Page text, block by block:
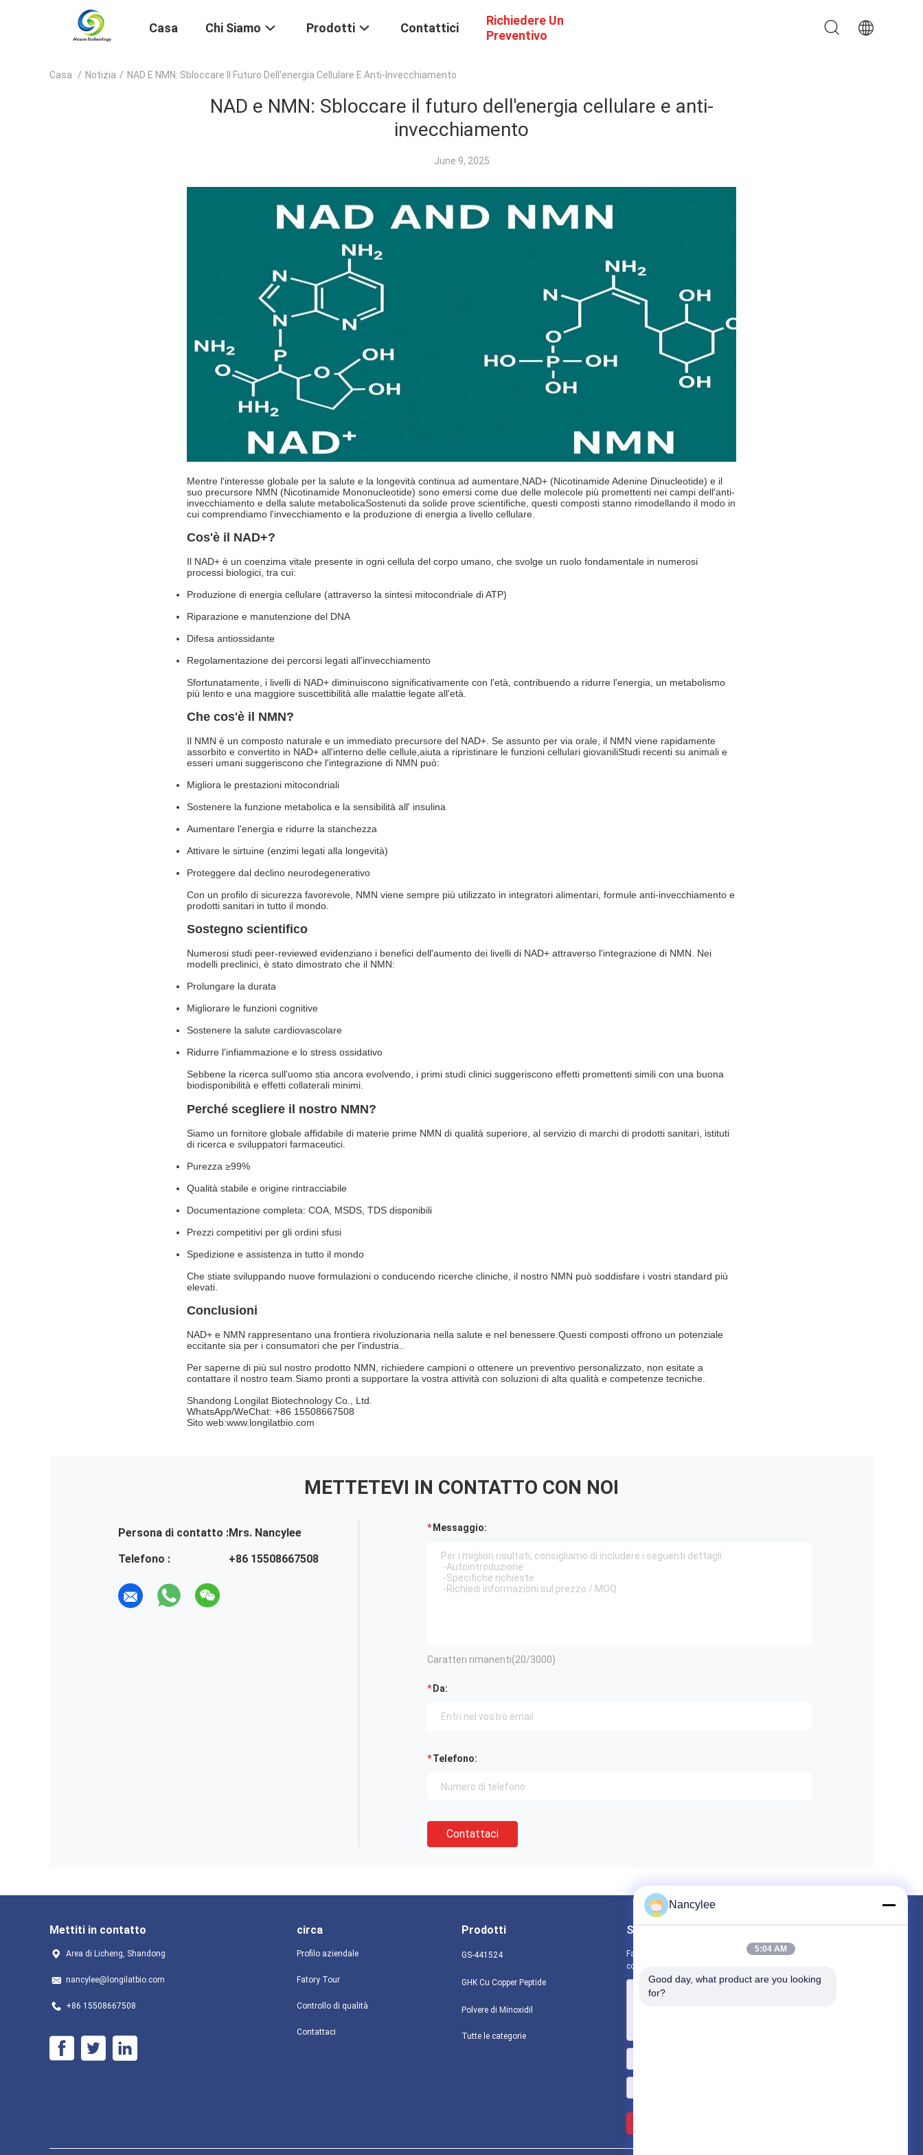
Casa Chi Siamo Prodotti Contattici
Richiedere Un
Preventivo
Casa / Notizia / NAD E NMN: Sbloccare Il Futuro Dell'energia Cellulare E Anti-Invecchiamento
NAD e NMN: Sbloccare il futuro dell'energia cellulare e anti-
invecchiamento
June 9, 2025
Mentre l'interesse globale per la salute e la longevità continua ad aumentare,NAD+ (Nicotinamide Adenine Dinucleotide) e il
suo precursore NMN (Nicotinamide Mononucleotide) sono emersi come due delle molecole più promettenti nei campi dell'anti-
invecchiamento e della salute metabolicaSostenuti da solide prove scientifiche, questi composti stanno rimodellando il modo in
cui comprendiamo l'invecchiamento e la produzione di energia a livello cellulare.
Cos'è il NAD+?
Il NAD+ è un coenzima vitale presente in ogni cellula del corpo umano, che svolge un ruolo fondamentale in numerosi
processi biologici, tra cui:
Produzione di energia cellulare (attraverso la sintesi mitocondriale di ATP)
Riparazione e manutenzione del DNA
Difesa antiossidante
Regolamentazione dei percorsi legati all'invecchiamento
Sfortunatamente, i livelli di NAD+ diminuiscono significativamente con l'età, contribuendo a ridurre l'energia, un metabolismo
più lento e una maggiore suscettibilità alle malattie legate all'età.
Che cos'è il NMN?
Il NMN è un composto naturale e un immediato precursore del NAD+. Se assunto per via orale, il NMN viene rapidamente
assorbito e convertito in NAD+ all'interno delle cellule,aiuta a ripristinare le funzioni cellulari giovaniliStudi recenti su animali e
esseri umani suggeriscono che l'integrazione di NMN può:
Migliora le prestazioni mitocondriali
Sostenere la funzione metabolica e la sensibilità all' insulina
Aumentare l'energia e ridurre la stanchezza
Attivare le sirtuine (enzimi legati alla longevità)
Proteggere dal declino neurodegenerativo
Con un profilo di sicurezza favorevole, NMN viene sempre più utilizzato in integratori alimentari, formule anti-invecchiamento e
prodotti sanitari in tutto il mondo.
Sostegno scientifico
Numerosi studi peer-reviewed evidenziano i benefici dell'aumento dei livelli di NAD+ attraverso l'integrazione di NMN. Nei
modelli preclinici, è stato dimostrato che il NMN:
Prolungare la durata
Migliorare le funzioni cognitive
Sostenere la salute cardiovascolare
Ridurre l'infiammazione e lo stress ossidativo
Sebbene la ricerca sull'uomo stia ancora evolvendo, i primi studi clinici suggeriscono effetti promettenti simili con una buona
biodisponibilità e effetti collaterali minimi.
Perché scegliere il nostro NMN?
Siamo un fornitore globale affidabile di materie prime NMN di qualità superiore, al servizio di marchi di prodotti sanitari, istituti
di ricerca e sviluppatori farmaceutici.
Purezza ≥99%
Qualità stabile e origine rintracciabile
Documentazione completa: COA, MSDS, TDS disponibili
Prezzi competitivi per gli ordini sfusi
Spedizione e assistenza in tutto il mondo
Che stiate sviluppando nuove formulazioni o conducendo ricerche cliniche, il nostro NMN può soddisfare i vostri standard più
elevati.
Conclusioni
NAD+ e NMN rappresentano una frontiera rivoluzionaria nella salute e nel benessere.Questi composti offrono un potenziale
eccitante sia per i consumatori che per l'industria..
Per saperne di più sul nostro prodotto NMN, richiedere campioni o ottenere un preventivo personalizzato, non esitate a
contattare il nostro team.Siamo pronti a supportare la vostra attività con soluzioni di alta qualità e competenze tecniche.
Shandong Longilat Biotechnology Co., Ltd.
WhatsApp/WeChat: +86 15508667508
Sito web:www.longilatbio.com
METTETEVI IN ​​CONTATTO CON NOI
Persona di contatto :Mrs. Nancylee
Telefono :
+86 15508667508
Messaggio:
Caratteri rimanenti(20/3000)
Da:
Telefono:
Contattaci
Mettiti in contatto
Area di Licheng, Shandong
nancylee@longilatbio.com
+86 15508667508
circa
Profilo aziendale
Fatory Tour
Controllo di qualità
Contattaci
Prodotti
GS-441524
GHK Cu Copper Peptide
Polvere di Minoxidil
Tutte le categorie
Scrivici
Fateci sapere la vostra esigenza. Collegheremo i migliori prodotti
con te.
Nancylee
5:04 AM
Good day, what product are you looking
for?